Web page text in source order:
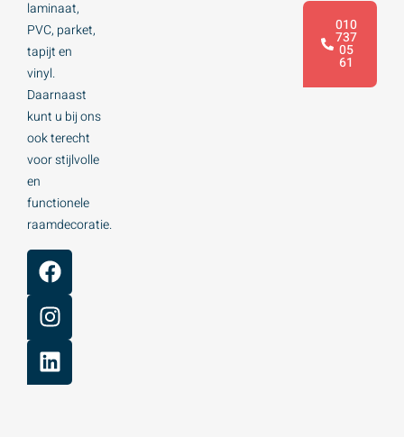
laminaat,
PVC, parket,
tapijt en
vinyl.
Daarnaast
kunt u bij ons
ook terecht
voor stijlvolle
en
functionele
raamdecoratie.
010
737
05
61